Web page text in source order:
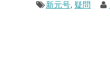
新元号, 疑問